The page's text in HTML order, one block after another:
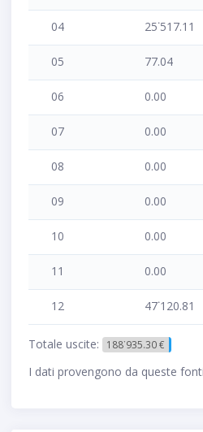
04 25˙517.11
05 77.04
06 0.00
07 0.00
08 0.00
09 0.00
10 0.00
11 0.00
12 47˙120.81
Totale uscite: 188˙935.30 €
I dati provengono da queste